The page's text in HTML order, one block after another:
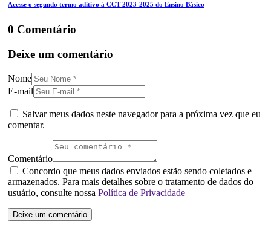
Acesse o segundo termo aditivo à CCT 2023-2025 do Ensino Básico
0 Comentário
Deixe um comentário
Nome
E-mail
Salvar meus dados neste navegador para a próxima vez que eu
comentar.
Comentário
Concordo que meus dados enviados estão sendo coletados e
armazenados. Para mais detalhes sobre o tratamento de dados do
usuário, consulte nossa Política de Privacidade